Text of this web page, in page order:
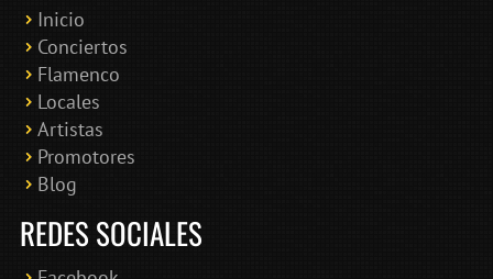
Inicio
Conciertos
Flamenco
Locales
Artistas
Promotores
Blog
REDES SOCIALES